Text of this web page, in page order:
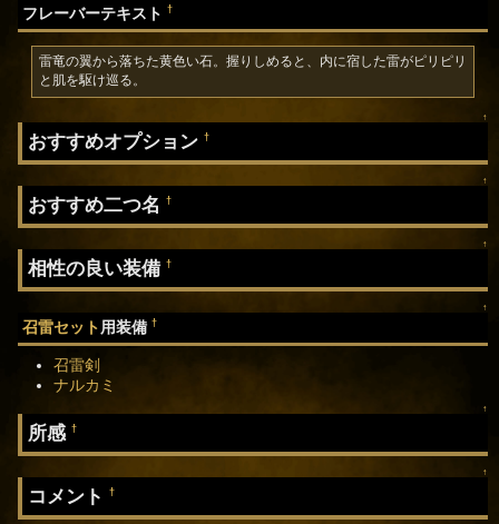
フレーバーテキスト†
雷竜の翼から落ちた黄色い石。握りしめると、内に宿した雷がピリピリ
と肌を駆け巡る。
↑
おすすめオプション†
↑
おすすめ二つ名†
↑
相性の良い装備†
↑
召雷セット用装備†
召雷剣
ナルカミ
↑
所感†
↑
コメント†